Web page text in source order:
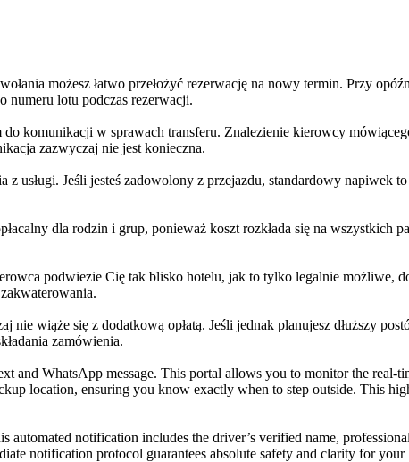
możesz łatwo przełożyć rezerwację na nowy termin. Przy
numeru lotu podczas rezerwacji.
komunikacji w sprawach transferu. Znalezienie kierowcy
zazwyczaj nie jest konieczna.
Jeśli jesteś zadowolony z przejazdu, standardowy napiwek
dla rodzin i grup, ponieważ koszt rozkłada się na wszystkich
podwiezie Cię tak blisko hotelu, jak to tylko legalnie możliwe,
wiąże się z dodatkową opłatą. Jeśli jednak planujesz dłuższy
zamówienia.
and WhatsApp message. This portal allows you to monitor the real-
location, ensuring you know exactly when to step outside. This
notification includes the driver’s verified name,
notification protocol guarantees absolute safety and clarity for